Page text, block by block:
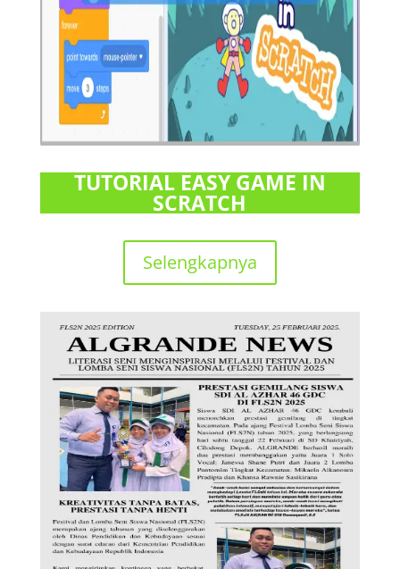
TUTORIAL EASY GAME IN
SCRATCH
Selengkapnya